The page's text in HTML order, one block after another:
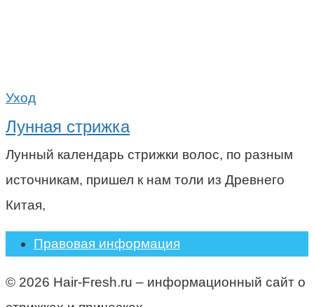
Уход
Лунная стрижка
Лунный календарь стрижки волос, по разным
источникам, пришел к нам толи из Древнего
Китая,
Правовая информация
© 2026 Hair-Fresh.ru – информационный сайт о